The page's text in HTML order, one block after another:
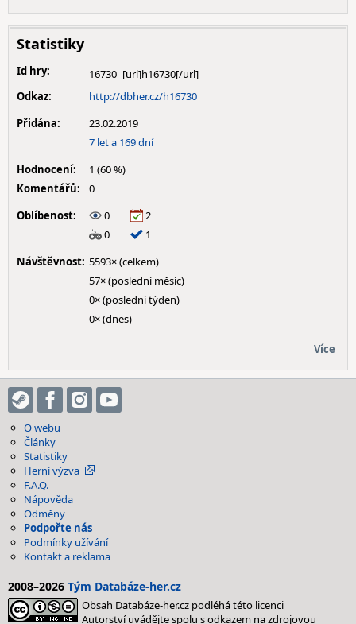
Statistiky
Id hry:
16730
Odkaz:
http://dbher.cz/h16730
Přidána:
23.02.2019
7 let a 169 dní
Hodnocení:
1 (60 %)
Komentářů:
0
Oblíbenost:
0
2
0
1
Návštěvnost: 5593× (celkem)
57× (poslední měsíc)
0× (poslední týden)
0× (dnes)
Více
O webu
Články
Statistiky
Herní výzva
F.A.Q.
Nápověda
Odměny
Podpořte nás
Podmínky užívání
Kontakt a reklama
2008–2026 Tým Databáze-her.cz
Obsah Databáze-her.cz podléhá této licenci
Autorství uvádějte spolu s odkazem na zdrojovou